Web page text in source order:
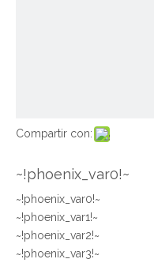
Compartir con:
~!phoenix_var0!~
~!phoenix_var0!~
~!phoenix_var1!~
~!phoenix_var2!~
~!phoenix_var3!~